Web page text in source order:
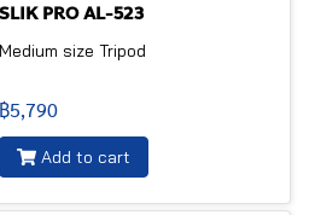
SLIK PRO AL-523
Medium size Tripod
฿5,790
Add to cart